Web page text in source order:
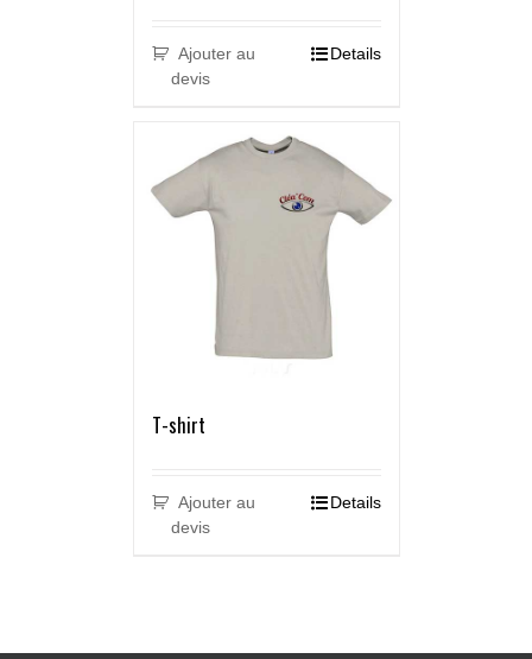
Ajouter au
devis
Details
T-shirt
Ajouter au
devis
Details